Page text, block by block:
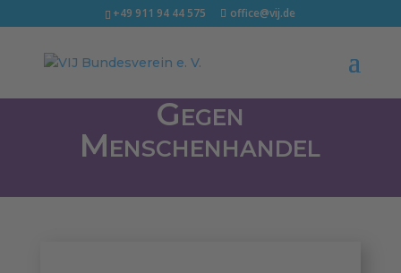
+49 911 94 44 575 office@vij.de
Gegen
Menschenhandel